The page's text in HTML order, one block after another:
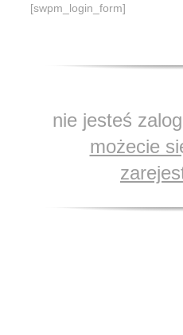
[swpm_login_form]
nie jesteś
możecie